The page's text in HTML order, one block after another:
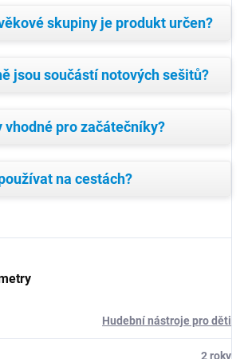
skupiny je produkt určen?
jsou součástí notových sešitů?
vhodné pro začátečníky?
na cestách?
Hudební nástroje pro děti
2 roky